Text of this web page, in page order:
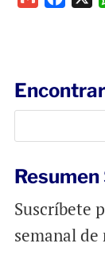
o
k
Encontrar
Suscríbete
semanal